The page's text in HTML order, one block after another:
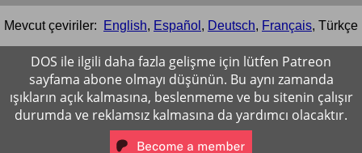
Mevcut çeviriler: English, Español , Deutsch, Français, Türkçe
DOS ile ilgili daha fazla gelişme için lütfen Patreon
sayfama abone olmayı düşünün. Bu aynı zamanda
ışıkların açık kalmasına, beslenmeme ve bu sitenin çalışır
durumda ve reklamsız kalmasına da yardımcı olacaktır.